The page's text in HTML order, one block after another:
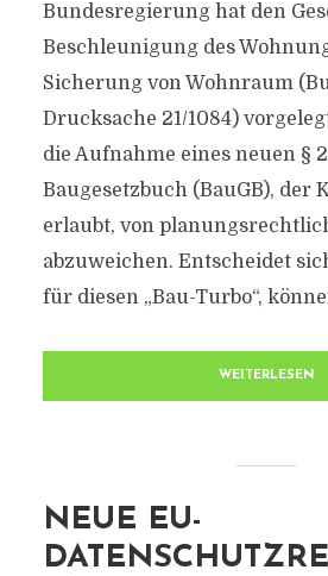
Bundesregierung hat den
Beschleunigung des
Sicherung von Wohnraum
Drucksache 21/1084)
die Aufnahme eines neuen §
Baugesetzbuch (BauGB), der
erlaubt, von
abzuweichen. Entscheidet
für diesen „Bau-Turbo“,
WEITERLESEN
NEUE EU-